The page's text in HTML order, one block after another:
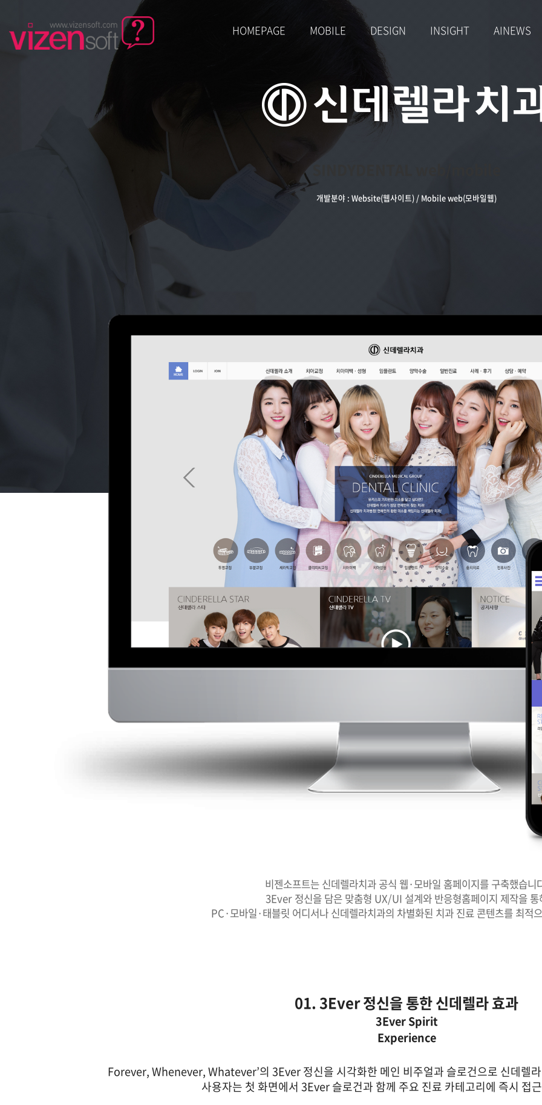
HOMEPAGE MOBILE DESIGN INSIGHT AINEWS
SINDYDENTAL
개발분야 : Website(웹사이트) / Mobile web(모바일웹)
비젠소프트는 신데렐라치과 공식 웹·모바일 홈페이지를 구축했습니
3Ever 정신을 담은 맞춤형 UX/UI 설계와 반응형홈페이지 제작을 통
PC·모바일·태블릿 어디서나 신데렐라치과의 차별화된 치과 진료 콘텐츠를 최적
01. 3Ever 정신을 통한 신데렐라 효과
3Ever Spirit
Experience
Forever, Whenever, Whatever’의 3Ever 정신을 시각화한 메인 비주얼과 슬로건으로 신데렐
사용자는 첫 화면에서 3Ever 슬로건과 함께 주요 진료 카테고리에 즉시 접